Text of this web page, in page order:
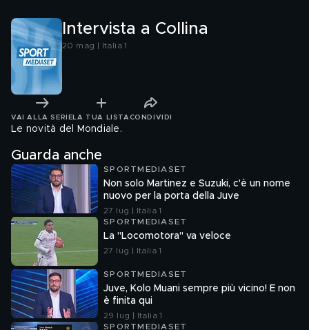
Intervista a Collina
20 mag | Italia 1
VAI ALLA SERIE LA TUA LISTA CONDIVIDI
Le novità del Mondiale.
Guarda anche
SPORTMEDIASET
Non solo Martinez e Suzuki, c'è un nome
nuovo per la porta della Juve
27 lug | Italia 1
SPORTMEDIASET
La "Locomotora" va veloce
27 lug | Italia 1
SPORTMEDIASET
Juve, Kolo Muani sempre più vicino! E non
è finita qui
29 lug | Italia 1
SPORTMEDIASET